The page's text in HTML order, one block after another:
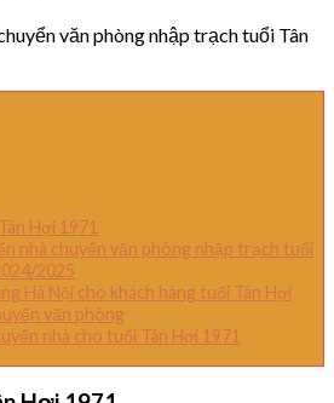
Hợi 1971
nhà chuyển văn phòng nhập trạch tuổi
2025
Hà Nội cho khách hàng tuổi Tân Hợi
văn phòng
nhà cho tuổi Tân Hợi 1971